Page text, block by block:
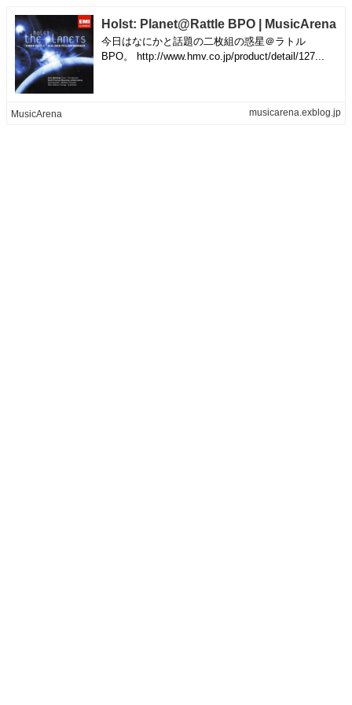
Holst: Planet@Rattle BPO | MusicArena
今日はなにかと話題の二枚組の惑星＠ラトル
BPO。 http://www.hmv.co.jp/product/detail/127...
MusicArena musicarena.exblog.jp